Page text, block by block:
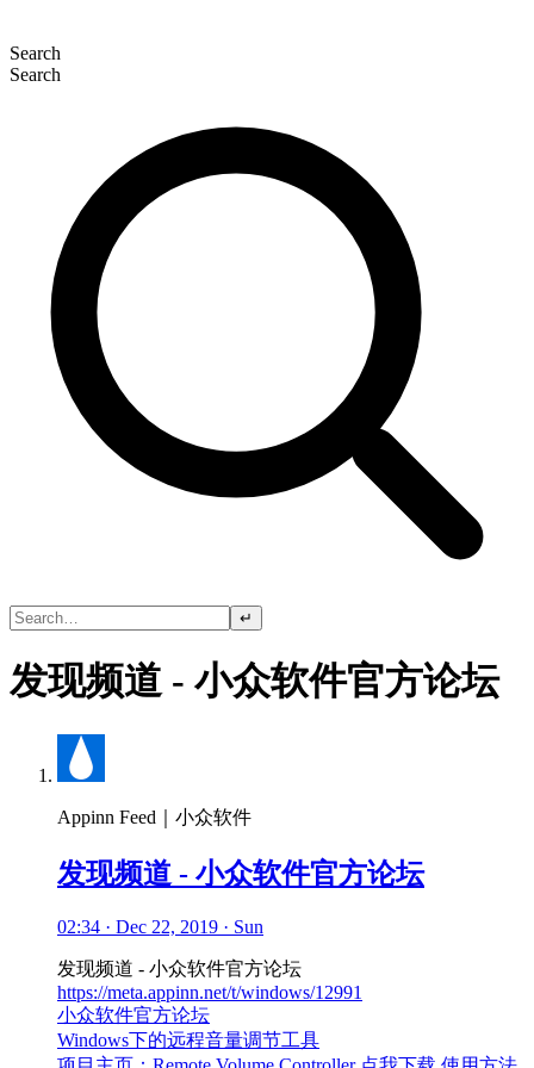
Search
Search
↵
发现频道 - 小众软件官方论坛
Appinn Feed｜小众软件
发现频道 - 小众软件官方论坛
02:34 · Dec 22, 2019 · Sun
发现频道 - 小众软件官方论坛
https://meta.appinn.net/t/windows/12991
小众软件官方论坛
Windows下的远程音量调节工具